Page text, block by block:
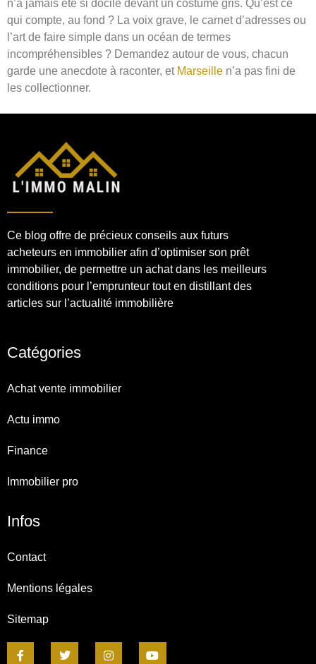
n’a jamais été si docile devant un costume gris. Qu’est ce
qui compte, au fond ? La voix grave, le carnet d’adresses ou
l’art de faire simple dans un océan de termes
incompréhensibles ? Demandez autour de vous, chacun
garde une anecdote à raconter, et Marseille n’a pas fini de
les collectionner.
Ce blog offre de précieux conseils aux futurs
acheteurs en immobilier afin d’optimiser son prêt
immobilier, de permettre un achat dans les meilleurs
conditions pour l’emprunteur tout en distillant des
articles sur l’actualité immobilière
Catégories
Achat vente immobilier
Actu immo
Finance
Immobilier pro
Infos
Contact
Mentions légales
Sitemap